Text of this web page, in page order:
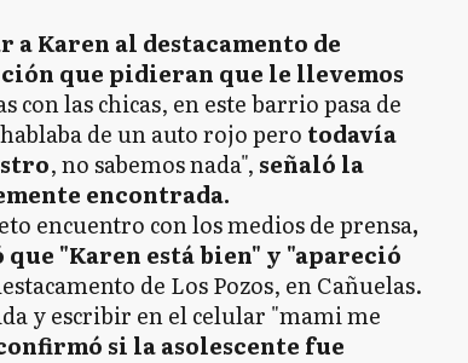
a Karen al destacamento de
que pidieran que le llevemos
con las chicas, en este barrio pasa de
de un auto rojo pero todavía
, no sabemos nada", señaló la
encontrada.
encuentro con los medios de prensa,
"Karen está bien" y "apareció
de Los Pozos, en Cañuelas.
y escribir en el celular "mami me
si la asolescente fue